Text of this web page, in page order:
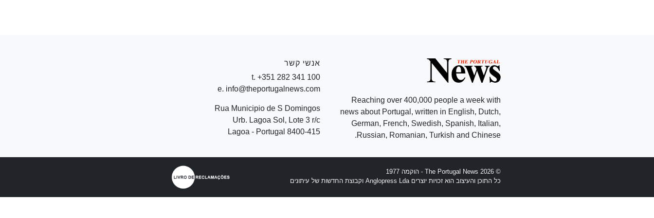
Reaching over 400,000 people a week with
news about Portugal, written in English, Dutch,
German, French, Swedish, Spanish, Italian,
Russian, Romanian, Turkish and Chinese.
אנשי קשר
t. +351 282 341 100
e. info@theportugalnews.com
Rua Municipio de S Domingos
Urb. Lagoa Sol, Lote 3 r/c
8400-415 Lagoa - Portugal
© 2026 The Portugal News - הוקמה 1977
כל התוכן והעיצוב הוא זכויות יוצרים Anglopress Lda וקבוצת החדשות של עיתונים